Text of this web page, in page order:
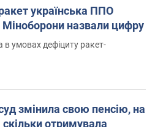
українська ППО
Міноборони назвали цифру
умовах дефіциту ракет-
змінила свою пенсію, на
отримувала